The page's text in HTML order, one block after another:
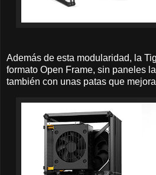
Además de esta modularidad, la
formato Open Frame, sin paneles
también con unas patas que